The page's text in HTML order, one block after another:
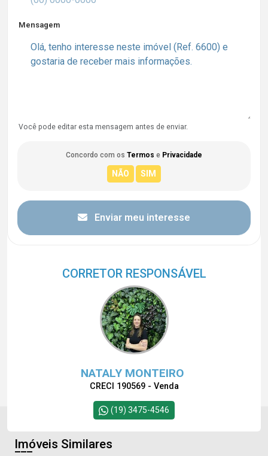
Mensagem
Você pode editar esta mensagem antes de enviar.
Concordo com os Termos e Privacidade
Enviar meu interesse
CORRETOR RESPONSÁVEL
NATALY MONTEIRO
CRECI 190569 - Venda
(19) 3475-4546
Imóveis Similares